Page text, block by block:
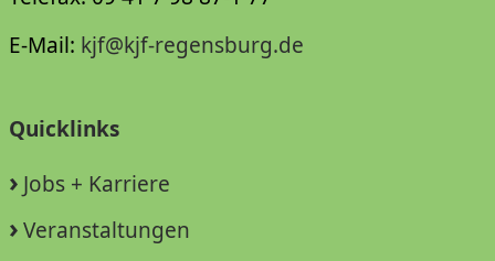
E-Mail: kjf@kjf-regensburg.de
Quicklinks
Jobs + Karriere
Veranstaltungen